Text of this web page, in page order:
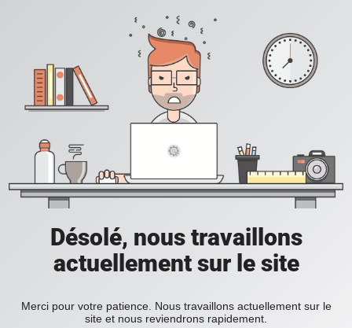
Désolé, nous travaillons
actuellement sur le site
Merci pour votre patience. Nous travaillons actuellement sur le
site et nous reviendrons rapidement.